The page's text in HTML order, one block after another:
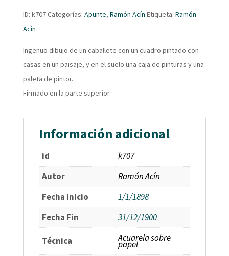
ID: k707Categorías: Apunte, Ramón Acín Etiqueta: Ramón
Acín
Ingenuo dibujo de un caballete con un cuadro pintado con
casas en un paisaje, y en el suelo una caja de pinturas y una
paleta de pintor.
Firmado en la parte superior.
Información adicional
id
k707
Autor
Ramón Acín
Fecha Inicio
1/1/1898
Fecha Fin
31/12/1900
Técnica Acuarela sobre
papel